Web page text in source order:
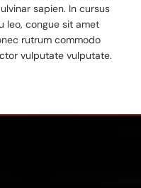
sapien. In cursus
leo, congue sit amet
rutrum commodo
vulputate vulputate.